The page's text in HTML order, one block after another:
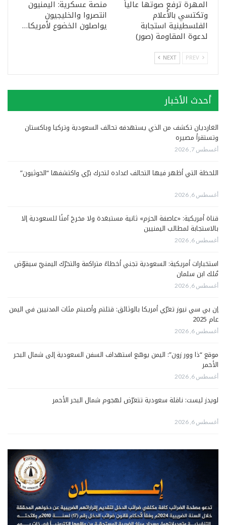
المهرة ترفع صوتها عالياً
وتكتسي بالأعلام
الفلسطينية استجابة
لدعوة المقاومة (صور)
منصة عسكرية: اليمنيون
انتصروا والخليجيون
يواصلون الخضوع لأمريكا…
NEXT
أحدث الأخبار
الغارديان تكشف من الذي يستهدفه تحالف السعودية وتركيا وباكستان
وتستقرأ مصيره
أغسطس 7, 2026
اللحظة التي أظهر فيها التحالف اعداده لتحرك برّي واكتشفها “الحوثيون”
أغسطس 6, 2026
قناة أمريكية: «عاصفة الحزم» ثانية مستبعَدة ولا مخرجَ آمنًا للسعودية إلا
بالاستجابة لمطالب اليمنيين
أغسطس 6, 2026
استخبارات أمريكية: السعودية تجني أخطاءً متراكمة والتحرّك اليمنيّ سيقوّض
مُلك ابن سلمان
أغسطس 6, 2026
إن بي سي نيوز تعرّي أمريكا بالوثائق: قتلتم وأصبتم مئات المدنيين في اليمن
عام 2025
أغسطس 6, 2026
موقع “ذا وور زون”: اليمن يوسّع استهداف السفن السعودية إلى شمال البحر
الأحمر
أغسطس 6, 2026
لويدز ليست: ناقلة سعودية تتعرّض لهجوم شمال البحر الأحمر
أغسطس 6, 2026